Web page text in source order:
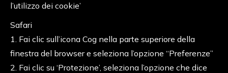
l’utilizzo dei cookie’
Safari
1. Fai clic sull’icona Cog nella parte superiore della
finestra del browser e seleziona l’opzione “Preferenze”
2. Fai clic su ‘Protezione’, seleziona l’opzione che dice